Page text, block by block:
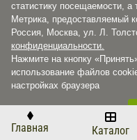
Главная Каталог
статистику посещаемости, а
Метрика,
Россия, Москва, ул. Л.
конфиденциальности.
Нажмите на кнопку
использование файлов
настройках браузера